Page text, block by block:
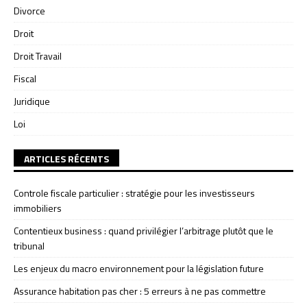
Divorce
Droit
Droit Travail
Fiscal
Juridique
Loi
ARTICLES RÉCENTS
Controle fiscale particulier : stratégie pour les investisseurs
immobiliers
Contentieux business : quand privilégier l’arbitrage plutôt que le
tribunal
Les enjeux du macro environnement pour la législation future
Assurance habitation pas cher : 5 erreurs à ne pas commettre